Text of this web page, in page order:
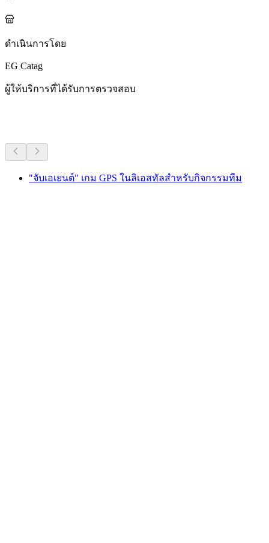
ดำเนินการโดย
EG Catag
ผู้ให้บริการที่ได้รับการตรวจสอบ
"จับเอเยนต์" เกม GPS ในลิเอสทัลสำหรับกิจกรรมทีม